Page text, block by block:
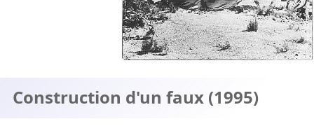
Construction d'un faux (1995)